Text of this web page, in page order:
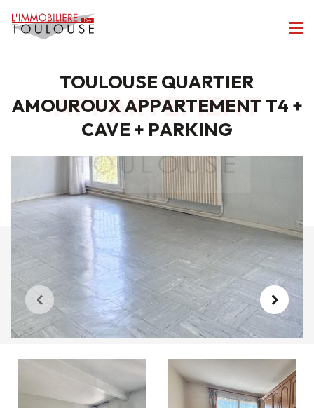
TOULOUSE QUARTIER
AMOUROUX APPARTEMENT T4 +
CAVE + PARKING
APPARTEMENT